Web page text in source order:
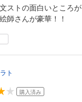
ストの面白いところ
師さんが豪華！！
ト
購入済み